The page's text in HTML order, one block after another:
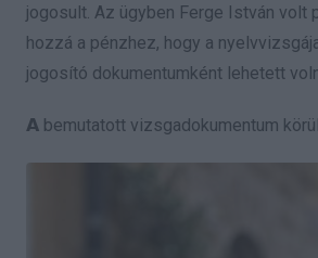
jogosult. Az ügyben Ferge István
hozzá a pénzhez, hogy a
jogosító dokumentumként lehetett
𝗔 bemutatott vizsgadokumentum